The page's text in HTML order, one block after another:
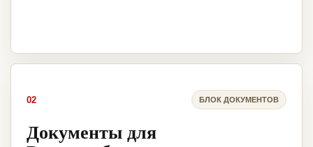
02 БЛОК ДОКУМЕНТОВ
Документы для